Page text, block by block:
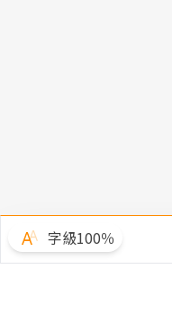
字級100％